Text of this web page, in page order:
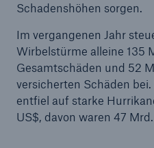
Schadenshöhen sorgen.
Im vergangenen Jahr
Wirbelstürme alleine 135
Gesamtschäden und 52
versicherten Schäden
entfiel auf starke
US$, davon waren 47
Media Relations
Medieninformationen
Medieninformationen